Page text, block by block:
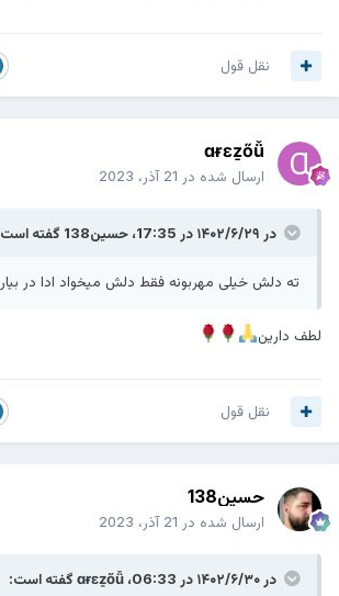
نقل قول
ɑɍɛẕőǚ
ارسال شده در 21 آذر، 2023
در ۱۴۰۲/۶/۲۹ در 17:35، حسین138 گفته است:
ته دلش خیلی مهربونه فقط دلش میخواد ادا در بیار
لطف دارین
نقل قول
حسین138
ارسال شده در 21 آذر، 2023
در ۱۴۰۲/۶/۳۰ در 06:33، ɑɍɛẕőǚگفته است: